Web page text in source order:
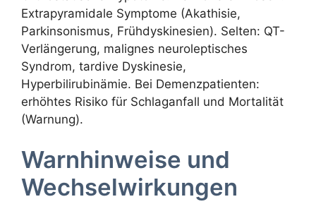
Extrapyramidale Symptome (Akathisie,
Parkinsonismus, Frühdyskinesien). Selten: QT-
Verlängerung, malignes neuroleptisches
Syndrom, tardive Dyskinesie,
Hyperbilirubinämie. Bei Demenzpatienten:
erhöhtes Risiko für Schlaganfall und Mortalität
(Warnung).
Warnhinweise und
Wechselwirkungen